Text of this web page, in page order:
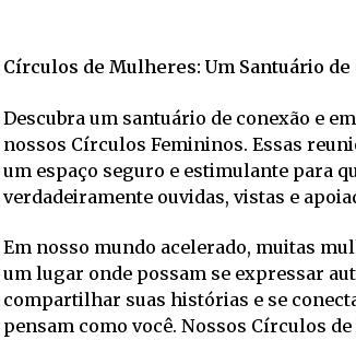
Círculos de Mulheres: Um Santuário de
Descubra um santuário de conexão e
nossos Círculos Femininos. Essas
um espaço seguro e estimulante para
verdadeiramente ouvidas, vistas e
Em nosso mundo acelerado, muitas
um lugar onde possam se expressar
compartilhar suas histórias e se
pensam como você. Nossos Círculos